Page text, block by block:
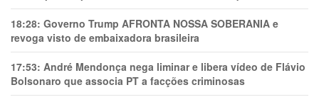
18:28: Governo Trump AFRONTA NOSSA SOBERANIA e
revoga visto de embaixadora brasileira
17:53: André Mendonça nega liminar e libera vídeo de Flávio
Bolsonaro que associa PT a facções criminosas